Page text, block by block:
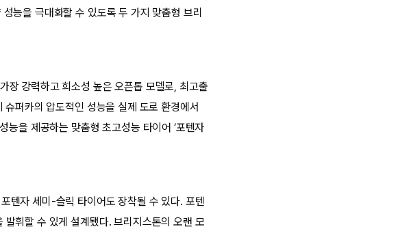
능을 극대화할 수 있도록 두 가지 맞춤형 브리
장 강력하고 희소성 높은 오픈톱 모델로, 최고출
퍼카의 압도적인 성능을 실제 도로 환경에서
능을 제공하는 맞춤형 초고성능 타이어 ‘포텐자
텐자 세미-슬릭 타이어도 장착될 수 있다. 포텐
휘할 수 있게 설계됐다. 브리지스톤의 오랜 모